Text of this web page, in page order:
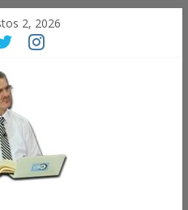
2, 2026